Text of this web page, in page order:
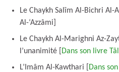
Le Chaykh Salîm Al-Bichri
Al-‘Azzâmi]
Le Chaykh Al-Marighni Az-
l’unanimité [
Dans son livre
L’Imâm Al-Kawthari [
Dans